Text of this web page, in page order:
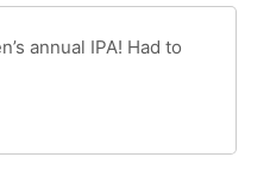
annual IPA! Had to